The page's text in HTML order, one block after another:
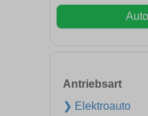
Antriebsart
❯ Elektroauto